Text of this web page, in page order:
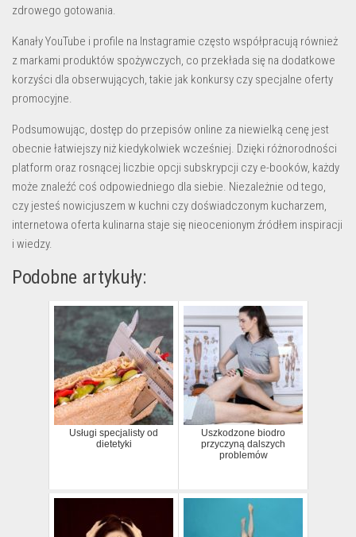
zdrowego gotowania.
Kanały YouTube i profile na Instagramie często współpracują również
z markami produktów spożywczych, co przekłada się na dodatkowe
korzyści dla obserwujących, takie jak konkursy czy specjalne oferty
promocyjne.
Podsumowując, dostęp do przepisów online za niewielką cenę jest
obecnie łatwiejszy niż kiedykolwiek wcześniej. Dzięki różnorodności
platform oraz rosnącej liczbie opcji subskrypcji czy e-booków, każdy
może znaleźć coś odpowiedniego dla siebie. Niezależnie od tego,
czy jesteś nowicjuszem w kuchni czy doświadczonym kucharzem,
internetowa oferta kulinarna staje się nieocenionym źródłem inspiracji
i wiedzy.
Podobne artykuły:
Usługi specjalisty od
dietetyki
Uszkodzone biodro
przyczyną dalszych
problemów